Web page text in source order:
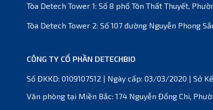
Tòa Detech Tower 1: Số 8 phố Tôn Thất Thuyết,
Tòa Detech Tower 2: Số 107 đường Nguyễn Phong
CÔNG TY CỔ PHẦN DETECHBIO
Số ĐKKD: 0109107512 | Ngày cấp: 03/03/2020 | Sở
Văn phòng tại Miền Bắc: 174 Nguyễn Đổng Chi,